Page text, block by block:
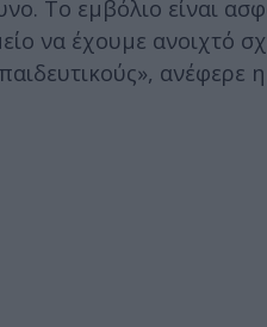
Το εμβόλιο είναι
να έχουμε ανοιχτό
ανέφερε η